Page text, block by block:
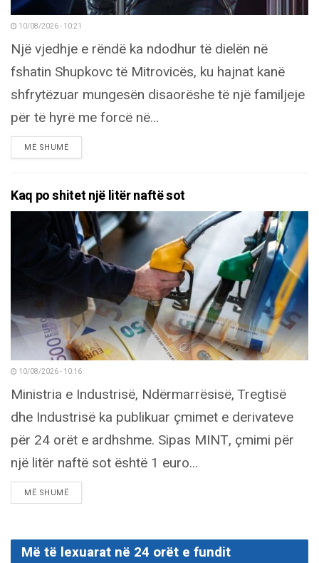
10/08/2026 - 10:21
Një vjedhje e rëndë ka ndodhur të dielën në
fshatin Shupkovc të Mitrovicës, ku hajnat kanë
shfrytëzuar mungesën disaorëshe të një familjeje
për të hyrë me forcë në...
MË SHUMËDETAILS
Kaq po shitet një litër naftë sot
10/08/2026 - 10:16
Ministria e Industrisë, Ndërmarrësisë, Tregtisë
dhe Industrisë ka publikuar çmimet e derivateve
për 24 orët e ardhshme. Sipas MINT, çmimi për
një litër naftë sot është 1 euro...
MË SHUMËDETAILS
Më të lexuarat në 24 orët e fundit